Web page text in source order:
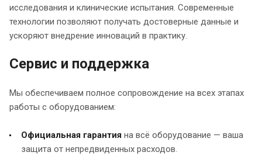
исследования и клинические испытания. Современные
технологии позволяют получать достоверные данные и
ускоряют внедрение инноваций в практику.
Сервис и поддержка
Мы обеспечиваем полное сопровождение на всех этапах
работы с оборудованием:
Официальная гарантия на всё оборудование — ваша
защита от непредвиденных расходов.